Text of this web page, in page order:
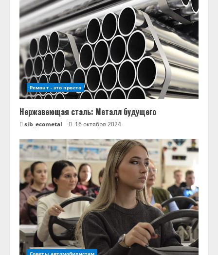
Ремонт - это просто
Нержавеющая сталь: Металл будущего
sib_ecometal 16 октября 2024
Советы автомобилистам